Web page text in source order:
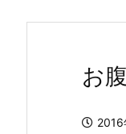
お
2016